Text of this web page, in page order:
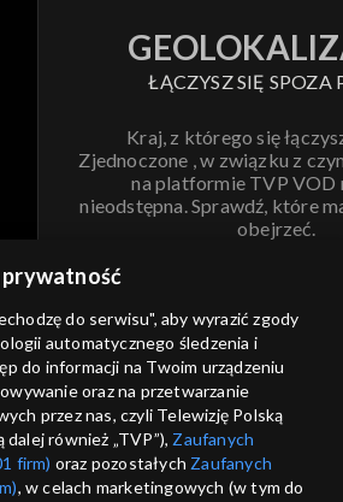
ŁĄCZYSZ SIĘ SPOZA
Kraj, z którego się
Zjednoczone , w związku z
na platformie TVP VOD
nieodstępna. Sprawdź, które
obejrzeć.
ANULUJ
usług
prywatność
do serwisu", aby wyrazić zgody
automatycznego śledzenia i
do informacji na Twoim urządzeniu
oraz na przetwarzanie
przez nas, czyli Telewizję Polską
również „TVP”), Zaufanych
firm) oraz pozostałych Zaufanych
, w celach marketingowych (w tym do